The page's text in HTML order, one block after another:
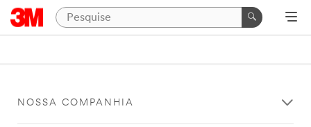
NOSSA COMPANHIA